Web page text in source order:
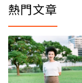
熱門文章